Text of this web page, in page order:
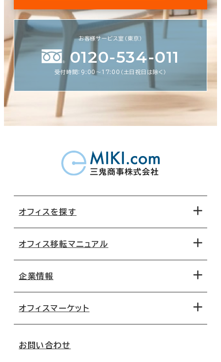
お客様サービス室（東京）
0120-534-011
受付時間：9:00〜17:00（土日祝日は除く）
オフィスを探す
地図から探す
路線・駅から探す
オフィス移転マニュアル
移転コストシミュレーション
移転スケジュール
オフィス移転Q&A
企業情報
オフィスマーケット
お問い合わせ